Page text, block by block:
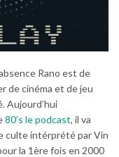
Rano est de
de cinéma et de jeu
Aujourd’hui
80’s le podcast, il va
culte intérprété parVin
la 1ère fois en 2000